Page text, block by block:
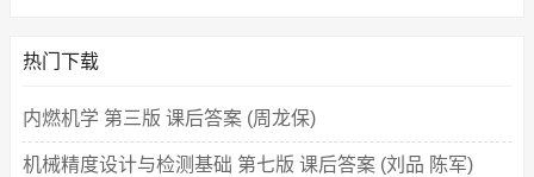
热门下载
内燃机学 第三版 课后答案 (周龙保)
机械精度设计与检测基础 第七版 课后答案 (刘品 陈军)